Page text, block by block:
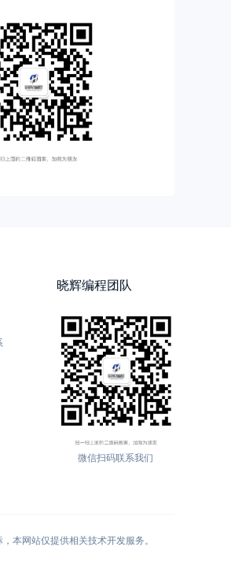
晓辉编程团队
微信扫码联系我们
本网站仅提供相关技术开发服务。